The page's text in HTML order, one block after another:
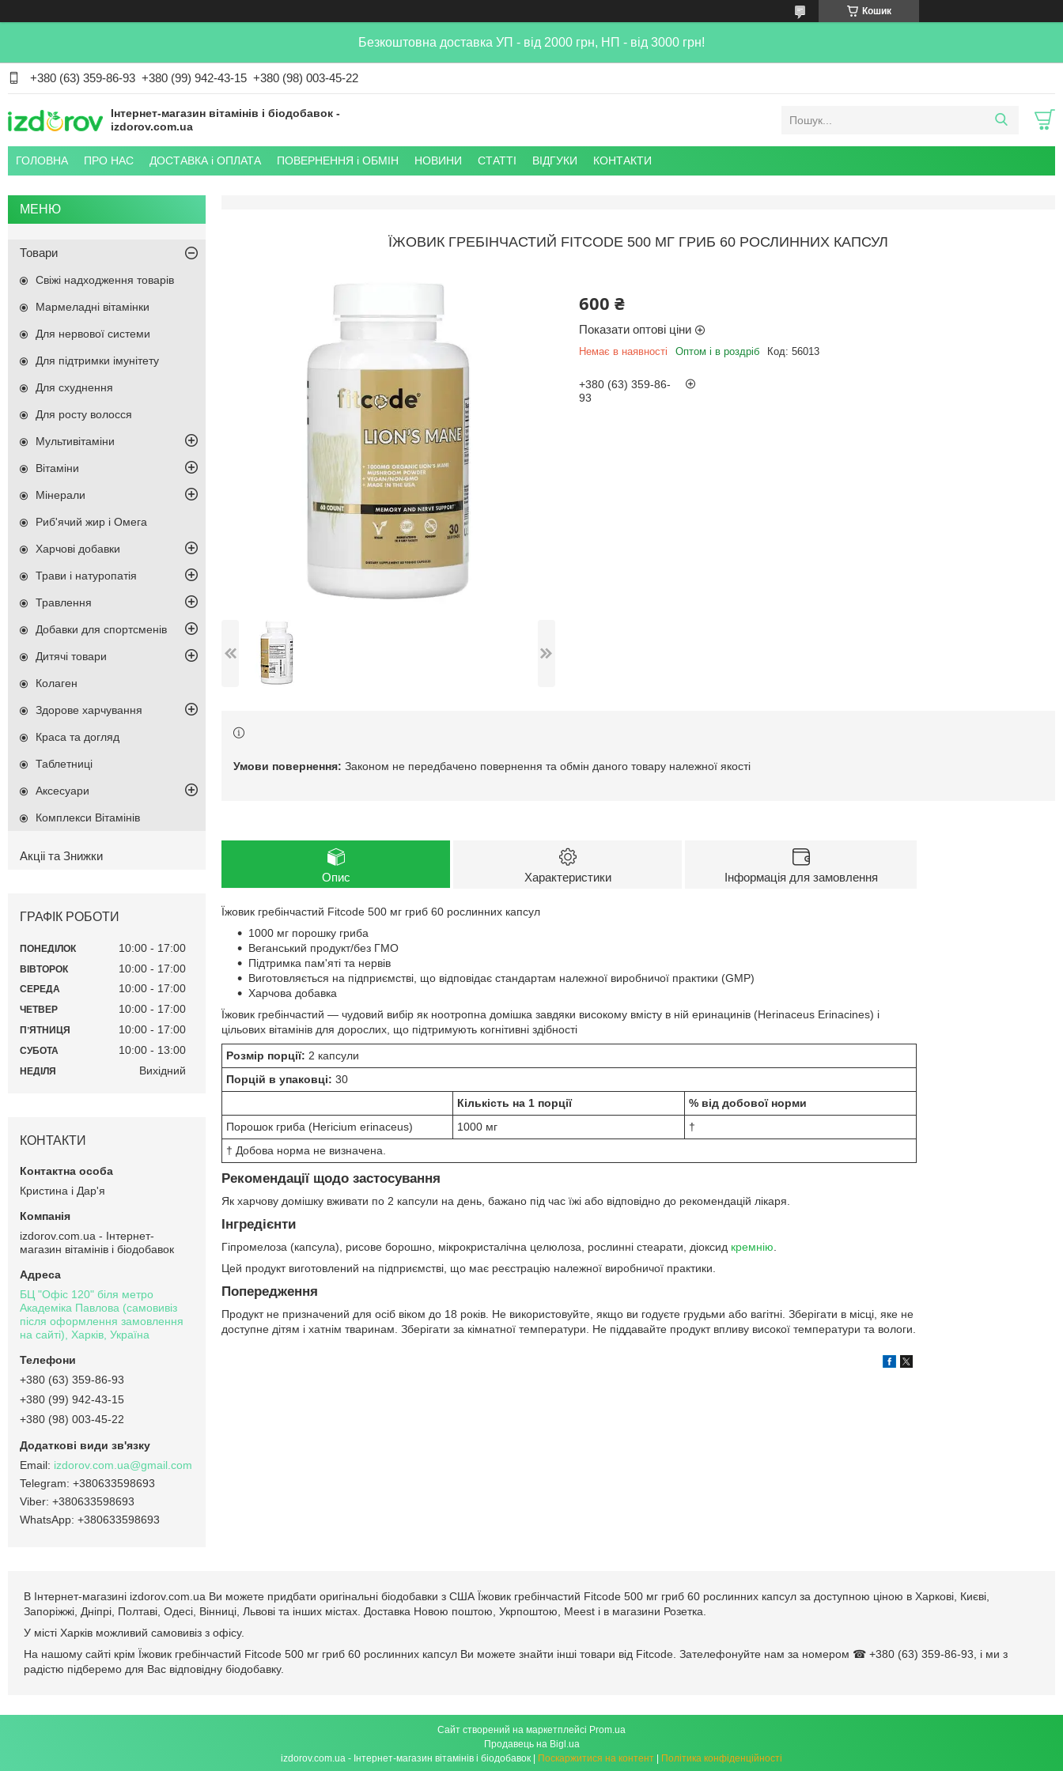
Кошик
Безкоштовна доставка УП - від 2000 грн, НП - від 3000 грн!
+380 (63) 359-86-93 +380 (99) 942-43-15 +380 (98) 003-45-22
Інтернет-магазин вітамінів і біодобавок -
izdorov.com.ua
ГОЛОВНА ПРО НАС ДОСТАВКА і ОПЛАТА ПОВЕРНЕННЯ і ОБМІН НОВИНИ СТАТТІ ВІДГУКИ КОНТАКТИ
ЇЖОВИК ГРЕБІНЧАСТИЙ FITCODE 500 МГ ГРИБ 60 РОСЛИННИХ КАПСУЛ
600 ₴
Показати оптові ціни
Немає в наявності Оптом і в роздріб Код: 56013
+380 (63) 359-86-
93
Законом не передбачено повернення та обмін даного товару належної якості
Опис Характеристики Інформація для замовлення
Їжовик гребінчастий Fitcode 500 мг гриб 60 рослинних капсул
1000 мг порошку гриба
Веганський продукт/без ГМО
Підтримка пам'яті та нервів
Виготовляється на підприємстві, що відповідає стандартам належної виробничої практики (GMP)
Харчова добавка
Їжовик гребінчастий — чудовий вибір як ноотропна домішка завдяки високому вмісту в ній еринацинів (Herinaceus Erinacines) і
цільових вітамінів для дорослих, що підтримують когнітивні здібності
Розмір порції: 2 капсули
Порцій в упаковці: 30
Кількість на 1 порції
% від добової норми
Порошок гриба (Hericium erinaceus)
1000 мг
†
† Добова норма не визначена.
Рекомендації щодо застосування
Як харчову домішку вживати по 2 капсули на день, бажано під час їжі або відповідно до рекомендацій лікаря.
Інгредієнти
Гіпромелоза (капсула), рисове борошно, мікрокристалічна целюлоза, рослинні стеарати, діоксид кремнію
Цей продукт виготовлений на підприємстві, що має реєстрацію належної виробничої практики.
Попередження
Продукт не призначений для осіб віком до 18 років. Не використовуйте, якщо ви годуєте грудьми або вагітні. Зберігати в місці, яке не
доступне дітям і хатнім тваринам. Зберігати за кімнатної температури. Не піддавайте продукт впливу високої температури та вологи.
Товари
Свіжі надходження товарів
Мармеладні вітамінки
Для нервової системи
Для підтримки імунітету
Для схуднення
Для росту волосся
Мультивітаміни
Вітаміни
Мінерали
Риб'ячий жир і Омега
Харчові добавки
Трави і натуропатія
Травлення
Добавки для спортсменів
Дитячі товари
Колаген
Здорове харчування
Краса та догляд
Таблетниці
Аксесуари
Комплекси Вітамінів
Акціі та Знижки
ГРАФІК РОБОТИ
ПОНЕДІЛОК 10:00 17:00
ВІВТОРОК 10:00 17:00
СЕРЕДА 10:00 17:00
ЧЕТВЕР 10:00 17:00
ПʼЯТНИЦЯ 10:00 17:00
СУБОТА 10:00 13:00
НЕДІЛЯ Вихідний
КОНТАКТИ
Кристина і Дар'я
izdorov.com.ua - Інтернет-
магазин вітамінів і біодобавок
БЦ "Офіс 120" біля метро
Академіка Павлова (самовивіз
після оформлення замовлення
на сайті), Харків, Україна
+380 (63) 359-86-93
+380 (99) 942-43-15
+380 (98) 003-45-22
izdorov.com.ua@gmail.com
+380633598693
+380633598693
+380633598693
В Інтернет-магазині izdorov.com.ua Ви можете придбати оригінальні біодобавки з США Їжовик гребінчастий Fitcode 500 мг гриб 60 рослинних капсул за доступною ціною в Харкові, Києві,
Запоріжжі, Дніпрі, Полтаві, Одесі, Вінниці, Львові та інших містах. Доставка Новою поштою, Укрпоштою, Meest і в магазини Розетка.
У місті Харків можливий самовивіз з офісу.
На нашому сайті крім Їжовик гребінчастий Fitcode 500 мг гриб 60 рослинних капсул Ви можете знайти інші товари від Fitcode. Зателефонуйте нам за номером ☎ +380 (63) 359-86-93, і ми з
радістю підберемо для Вас відповідну біодобавку.
Сайт створений на маркетплейсі Prom.ua
Продавець на Bigl.ua
izdorov.com.ua - Інтернет-магазин вітамінів і біодобавок | Поскаржитися на контент | Політика конфіденційності